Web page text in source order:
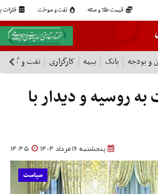
قیمت طلا و سکه نفت و سوخت فلزات
و بودجه بانک بیمه کارگزاری نفت و گاز
روسیه و دیدار با
پنجشنبه 16 مرداد 1404 14:45
سیاست